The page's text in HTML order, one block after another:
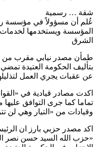
شقة … رسمية
عُلم أن مسؤولاً في مؤسسة
المؤسسة ويستخدمها
الشرق
طمأن مصدر نيابي مقرب من
بتأليف الحكومة العتيدة
عن عقبات يجري العمل
اكدت مصادر قيادية في
تماما كما جرى التوافق
وقيادات من «التيار وهي لن
اكد مصدر حزبي بارز ان
«حزب الله السيد حسن نصر